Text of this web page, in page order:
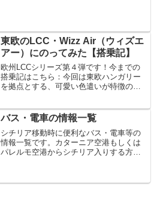
から」気分を味わいたい！...
東欧のLCC・Wizz Air（ウィズエ
アー）にのってみた【搭乗記】
欧州LCCシリーズ第４弾です！今までの
搭乗記はこちら：今回は東欧ハンガリー
を拠点とする、可愛い色遣いが特徴の
す。Wizz Air（ウィズエアー）とはハン
ガリーの首...
バス・電車の情報一覧
シチリア移動時に便利なバス・電車等の
情報一覧です。カターニア空港もしくは
パレルモ空港からシチリア入りする方が